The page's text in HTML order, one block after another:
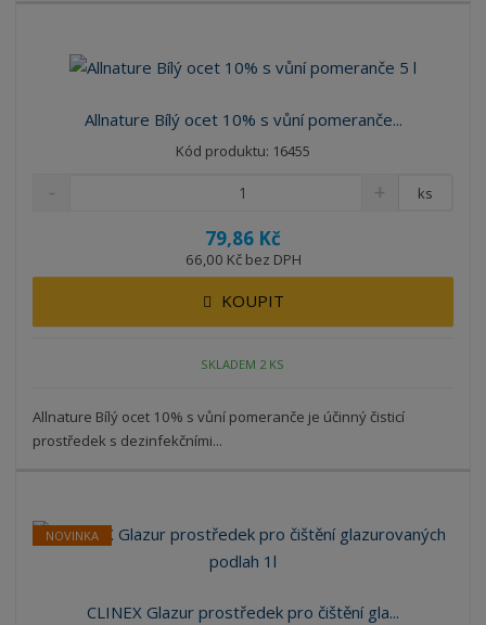
Allnature Bílý ocet 10% s vůní pomeranče...
Kód produktu: 16455
79,86 Kč
66,00 Kč bez DPH
ks
KOUPIT
SKLADEM 2 KS
Allnature Bílý ocet 10% s vůní pomeranče je účinný čisticí
prostředek s dezinfekčními...
NOVINKA
CLINEX Glazur prostředek pro čištění gla...